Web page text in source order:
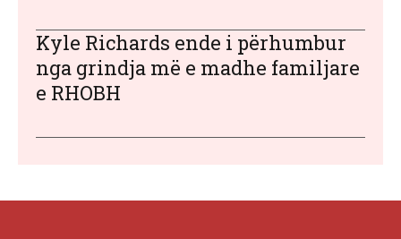
Kyle Richards ende i përhumbur
nga grindja më e madhe familjare
e RHOBH